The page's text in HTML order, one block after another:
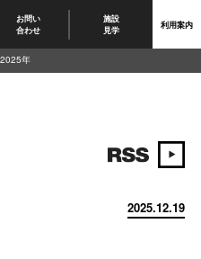
お問い
合わせ
施設
見学 利用案内
2025.12.19
2025年